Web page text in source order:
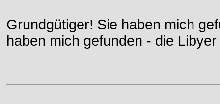
Grundgütiger! Sie haben mich
haben mich gefunden - die